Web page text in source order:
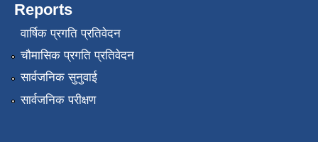
Reports
वार्षिक प्रगति प्रतिवेदन
चौमासिक प्रगति प्रतिवेदन
सार्वजनिक सुनुवाई
सार्वजनिक परीक्षण